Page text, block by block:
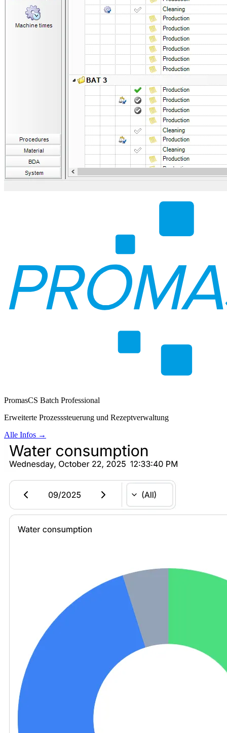
PromasCS Batch Professional
Erweiterte Prozesssteuerung und Rezeptverwaltung
Alle Infos →